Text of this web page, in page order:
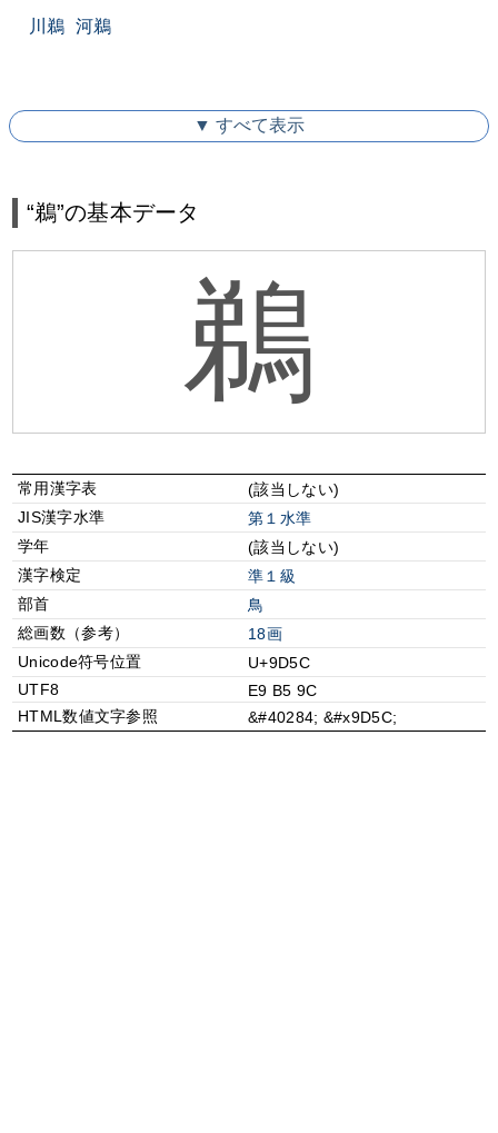
川鵜 河鵜
▼ すべて表示
“鵜”の基本データ
鵜
常用漢字表
(該当しない)
JIS漢字水準
第１水準
学年
(該当しない)
漢字検定
準１級
部首
⿃
総画数（参考）
18画
Unicode符号位置
U+9D5C
UTF8
E9 B5 9C
HTML数値文字参照
&#40284; &#x9D5C;